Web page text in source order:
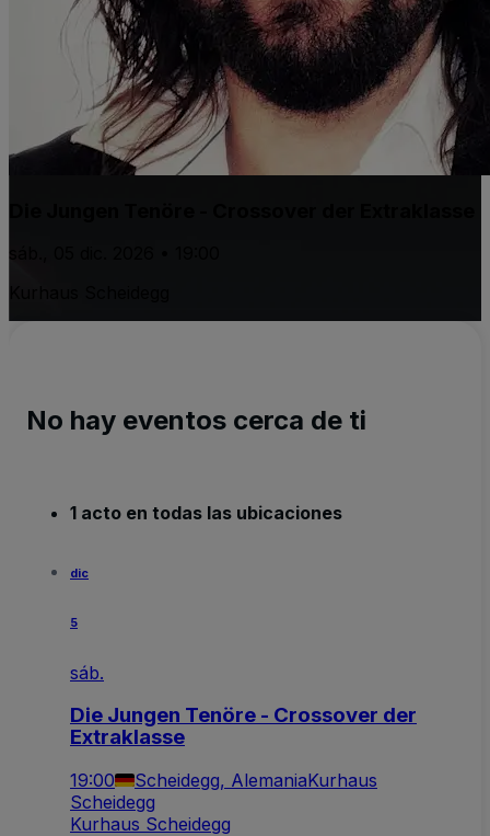
No hay eventos cerca de ti
1 acto en todas las ubicaciones
dic
5
sáb.
Die Jungen Tenöre - Crossover der
Extraklasse
19:00 Scheidegg, AlemaniaKurhaus
Scheidegg
Kurhaus Scheidegg